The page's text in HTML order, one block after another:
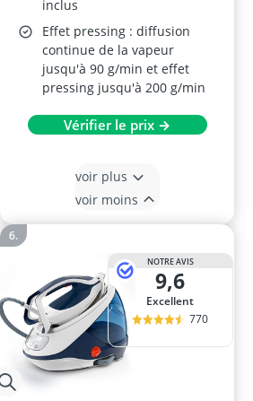
inclus
Effet pressing : diffusion
continue de la vapeur
jusqu'à 90 g/min et effet
pressing jusqu'à 200 g/min
Vérifier le prix →
voir plus
voir moins
NOTRE AVIS
9,6
Excellent
770